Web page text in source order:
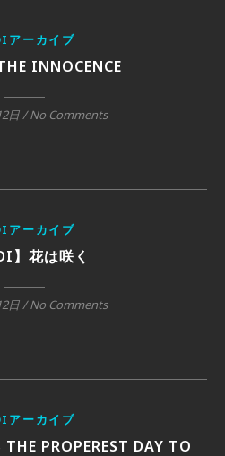
ーカイブ
INNOCENCE
日/No Comments
ーカイブ
】花は咲く
日/No Comments
ーカイブ